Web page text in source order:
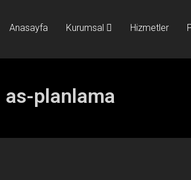
Anasayfa Kurumsal Hizmetler
as-planlama